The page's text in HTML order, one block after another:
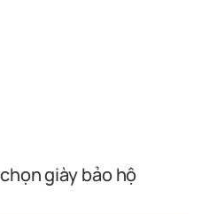
giày bảo hộ